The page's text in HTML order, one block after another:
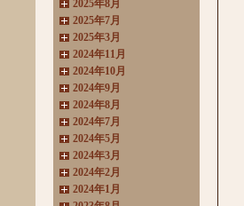
2025年8月
2025年7月
2025年3月
2024年11月
2024年10月
2024年9月
2024年8月
2024年7月
2024年5月
2024年3月
2024年2月
2024年1月